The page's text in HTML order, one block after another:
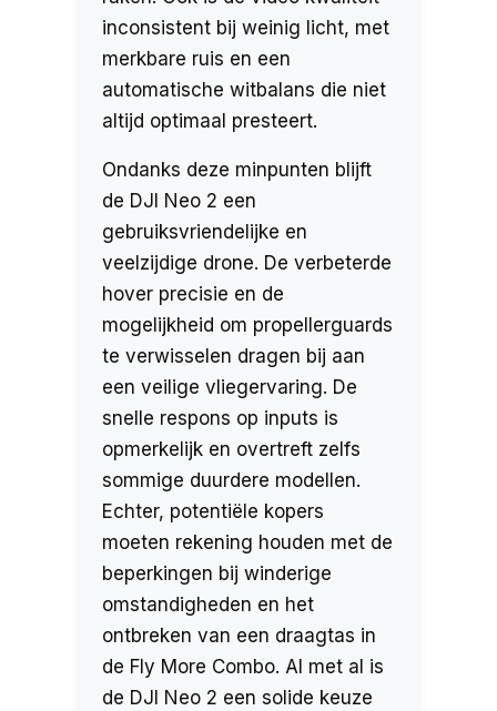
inconsistent bij weinig licht, met
merkbare ruis en een
automatische witbalans die niet
altijd optimaal presteert.
Ondanks deze minpunten blijft
de DJI Neo 2 een
gebruiksvriendelijke en
veelzijdige drone. De verbeterde
hover precisie en de
mogelijkheid om propellerguards
te verwisselen dragen bij aan
een veilige vliegervaring. De
snelle respons op inputs is
opmerkelijk en overtreft zelfs
sommige duurdere modellen.
Echter, potentiële kopers
moeten rekening houden met de
beperkingen bij winderige
omstandigheden en het
ontbreken van een draagtas in
de Fly More Combo. Al met al is
de DJI Neo 2 een solide keuze